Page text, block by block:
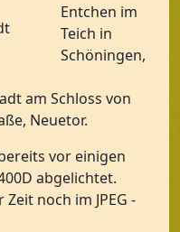
Entchen im
Teich in
Schöningen,
am Schloss von
Neuetor.
vor einigen
abgelichtet.
noch im JPEG -